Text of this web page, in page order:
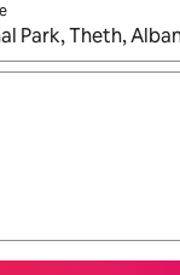
се покажат,